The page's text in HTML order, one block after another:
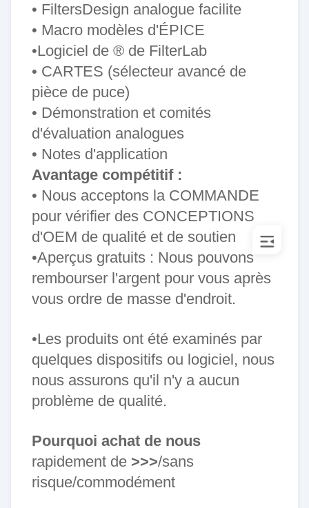
• FiltersDesign analogue facilite
• Macro modèles d'ÉPICE
•Logiciel de ® de FilterLab
• CARTES (sélecteur avancé de
pièce de puce)
• Démonstration et comités
d'évaluation analogues
• Notes d'application
Avantage compétitif :
• Nous acceptons la COMMANDE
pour vérifier des CONCEPTIONS
d'OEM de qualité et de soutien
•Aperçus gratuits : Nous pouvons
rembourser l'argent pour vous après
vous ordre de masse d'endroit.
•Les produits ont été examinés par
quelques dispositifs ou logiciel, nous
nous assurons qu'il n'y a aucun
problème de qualité.
Pourquoi achat de nous
rapidement de >>>/sans
risque/commodément